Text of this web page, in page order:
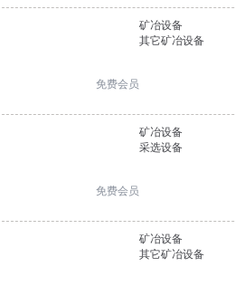
免费会员
矿冶设备
其它矿冶设备
免费会员
矿冶设备
采选设备
矿冶设备
其它矿冶设备